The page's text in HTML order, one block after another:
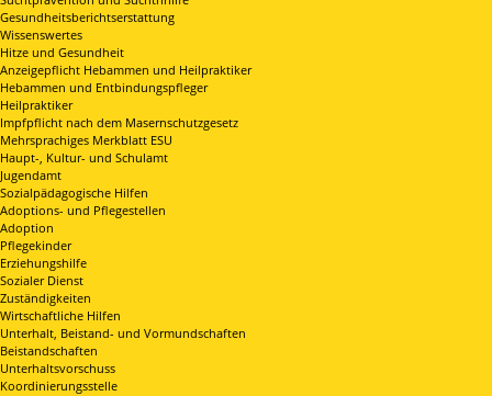
Gesundheitsberichtserstattung
Wissenswertes
Hitze und Gesundheit
Anzeigepflicht Hebammen und Heilpraktiker
Hebammen und Entbindungspfleger
Heilpraktiker
Impfpflicht nach dem Masernschutzgesetz
Mehrsprachiges Merkblatt ESU
Haupt-, Kultur- und Schulamt
Jugendamt
Sozialpädagogische Hilfen
Adoptions- und Pflegestellen
Adoption
Pflegekinder
Erziehungshilfe
Sozialer Dienst
Zuständigkeiten
Wirtschaftliche Hilfen
Unterhalt, Beistand- und Vormundschaften
Beistandschaften
Unterhaltsvorschuss
Koordinierungsstelle